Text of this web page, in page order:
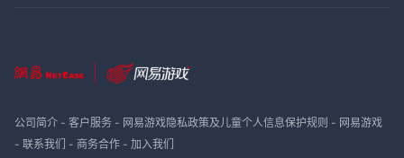
公司简介- 客户服务- 网易游戏隐私政策及儿童个人信息保护规则 - 网易游戏
- 联系我们 - 商务合作- 加入我们